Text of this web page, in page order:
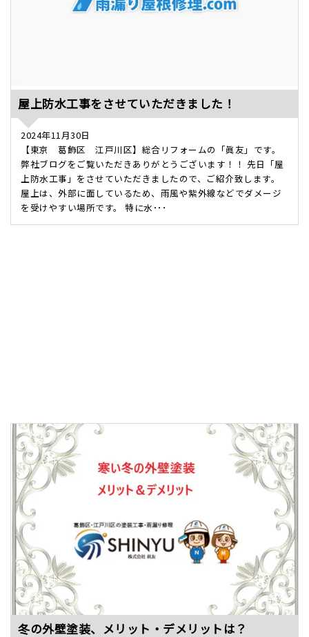
屋上防水工事をさせていただきました！
2024年11月30日
【東京 葛飾区 江戸川区】総合リフォームの「眞友」です。
弊社ブログをご覧いただきありがとうございます！！ 先日「屋
上防水工事」をさせていただきましたので、ご紹介致します。
屋上は、外部に面しているため、雨風や紫外線などでダメージ
を受けやすい場所です。 特に水･･･
冬の外壁塗装、メリット・デメリットは？